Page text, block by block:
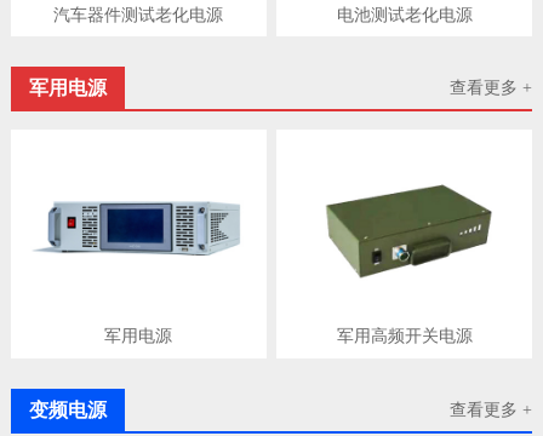
汽车器件测试老化电源 电池测试老化电源
查看更多 +
军用电源
军用电源 军用高频开关电源
查看更多 +
变频电源